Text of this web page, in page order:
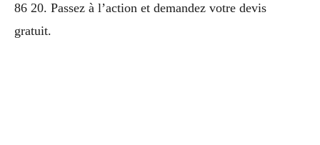
86 20. Passez à l’action et demandez votre devis
gratuit.